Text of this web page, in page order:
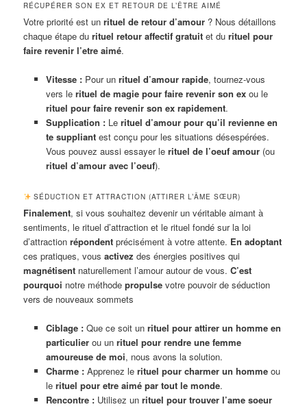
RÉCUPÉRER SON EX ET RETOUR DE L’ÊTRE AIMÉ
Votre priorité est unrituel de retour d’amour ? Nous détaillons
chaque étape durituel retour affectif gratuit et durituel pour
faire revenir l’etre aimé.
Vitesse :Pour un rituel d’amour rapide, tournez-vous
vers le rituel de magie pour faire revenir son exou le
rituel pour faire revenir son ex rapidement.
Supplication :Le rituel d’amour pour qu’il revienne en
te suppliantest conçu pour les situations désespérées.
Vous pouvez aussi essayer le rituel de l’oeuf amour(ou
rituel d’amour avec l’oeuf).
SÉDUCTION ET ATTRACTION (ATTIRER L’ÂME SŒUR)
Finalement, si vous souhaitez devenir un véritable aimant à
sentiments, le rituel d’attraction et le rituel fondé sur la loi
d’attractionrépondent précisément à votre attente. En adoptant
ces pratiques, vousactivez des énergies positives qui
magnétisent naturellement l’amour autour de vous.C’est
pourquoi notre méthodepropulse votre pouvoir de séduction
vers de nouveaux sommets
Ciblage :Que ce soit un rituel pour attirer un homme en
particulierou un rituel pour rendre une femme
amoureuse de moi, nous avons la solution.
Charme :Apprenez le rituel pour charmer un hommeou
le rituel pour etre aimé par tout le monde.
Rencontre :Utilisez un rituel pour trouver l’ame soeur